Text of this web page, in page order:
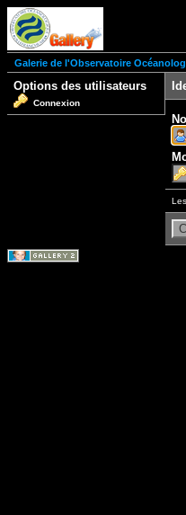
Galerie de l'Observatoire
Options des utilisateurs
Connexion